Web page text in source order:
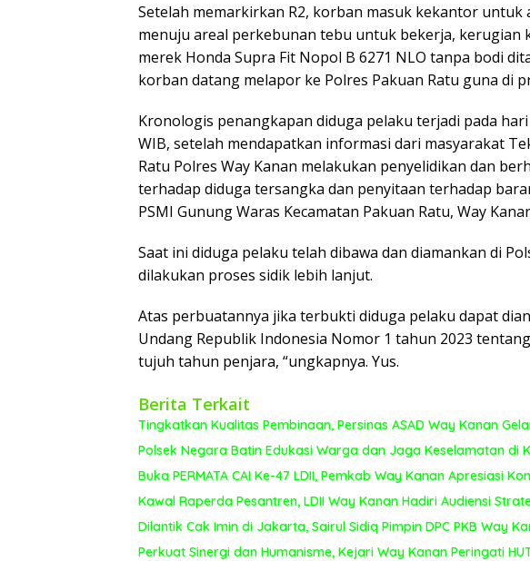
Setelah memarkirkan R2, korban masuk kekantor untuk
menuju areal perkebunan tebu untuk bekerja, kerugian
merek Honda Supra Fit Nopol B 6271 NLO tanpa bodi
korban datang melapor ke Polres Pakuan Ratu guna di
Kronologis penangkapan diduga pelaku terjadi pada hari
WIB, setelah mendapatkan informasi dari masyarakat
Ratu Polres Way Kanan melakukan penyelidikan dan
terhadap diduga tersangka dan penyitaan terhadap
PSMI Gunung Waras Kecamatan Pakuan Ratu, Way
Saat ini diduga pelaku telah dibawa dan diamankan di
dilakukan proses sidik lebih lanjut.
Atas perbuatannya jika terbukti diduga pelaku dapat
Undang Republik Indonesia Nomor 1 tahun 2023
tujuh tahun penjara, “ungkapnya. Yus.
Berita Terkait
Tingkatkan Kualitas Pembinaan, Persinas ASAD Way Kanan
Polsek Negara Batin Edukasi Warga dan Jaga Keselamatan di
Buka PERMATA CAI Ke-47 LDII, Pemkab Way Kanan Apresiasi
Kawal Raperda Pesantren, LDII Way Kanan Hadiri Audiensi
Dilantik Cak Imin di Jakarta, Sairul Sidiq Pimpin DPC PKB Way
Perkuat Sinergi dan Humanisme, Kejari Way Kanan Peringati